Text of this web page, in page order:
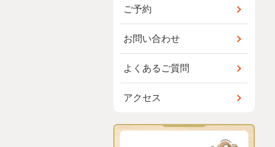
ご予約
お問い合わせ
よくあるご質問
アクセス